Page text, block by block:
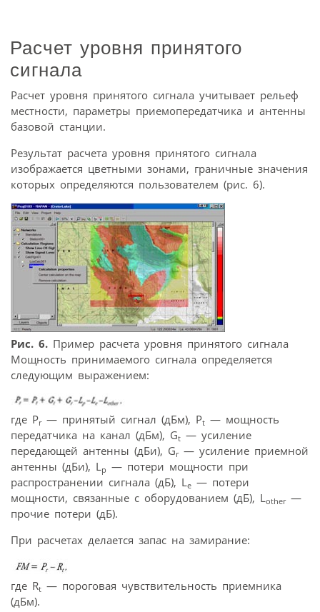
Расчет уровня принятого
сигнала
Расчет уровня принятого сигнала учитывает рельеф
местности, параметры приемопередатчика и антенны
базовой станции.
Результат расчета уровня принятого сигнала
изображается цветными зонами, граничные значения
которых определяются пользователем (рис. 6).
Рис. 6. Пример расчета уровня принятого сигнала
Мощность принимаемого сигнала определяется
следующим выражением:
где Pr— принятый сигнал (дБм), Pt — мощность
передатчика на канал (дБм), Gt — усиление
передающей антенны (дБи), Gr— усиление приемной
антенны (дБи), L p — потери мощности при
распространении сигнала (дБ), L e — потери
мощности, связанные с оборудованием (дБ), L other—
прочие потери (дБ).
При расчетах делается запас на замирание:
где Rt — пороговая чувствительность приемника
(дБм).